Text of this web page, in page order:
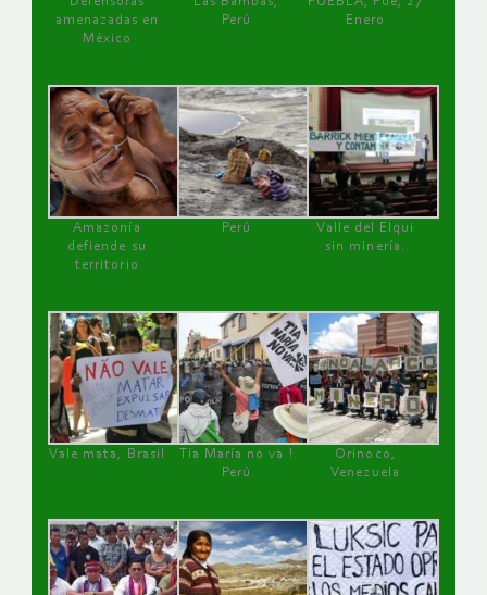
amenazadas en
México
Perú
Enero
Amazonía
defiende su
territorio
Perú
Valle del Elqui
sin minería.
Vale mata, Brasil
Tía María no va !
Perú
Orinoco,
Venezuela